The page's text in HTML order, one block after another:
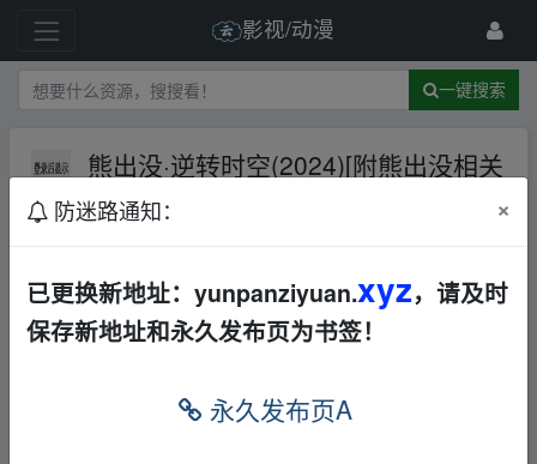
影视/动漫
一键搜索
熊出没·逆转时空(2024)[附熊出没相关
全部]
熊出没·逆转时空(2024)[附熊出没相关全部]
_fr_om w▁ww.y un pan_zi yu▁an.xy z
防迷路通知： ×
已更换新地址：yunpanziyuan.xyz，请及时
保存新地址和永久发布页为书签！
永久发布页A